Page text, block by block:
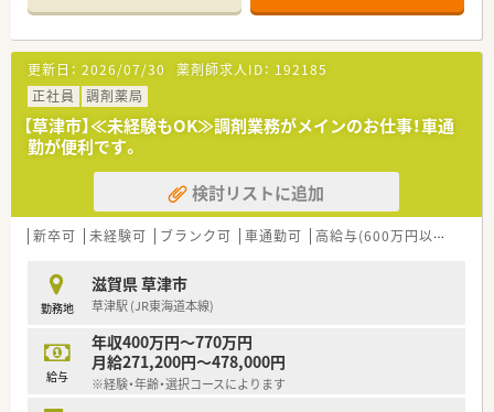
【店舗情報と応需状況について】
■JR東海道本線の草津駅から車で10分ほどの距離に位置してお
り、近隣の医療機関から小児科をメインに応需しています。
■処方箋枚数は1日平均65枚ほどで、落ち着いた環境で業務に集
中できます。
■在宅業務については現在居宅4件に対応しており、地域に根差
した医療を提供しながら患者様一人ひとりと深く関わることが
できます。
【募集背景と求める人物像について】
■将来的に管理薬剤師として店舗運営を担っていただける方を
急募しており、意欲ある方の挑戦を会社を挙げてサポートいたし
■チーム医療や地域貢献に強い興味をお持ちで、周囲のスタッフ
と円滑に連携を図りながら自発的に行動できる方を高く評価し
ます。
■小児科の処方箋が多いため、お子様への対応に慣れている方や
丁寧な服薬指導を通じて地域医療に貢献したい方を歓迎いたし
ます。
更新日： 2026/07/30 薬剤師求人ID： 192185
正社員
調剤薬局
【草津市】≪未経験もOK≫調剤業務がメインのお仕事！車通
勤が便利です。
検討リストに追加
新卒可 未経験可 ブランク可 車通勤可 高給与(600万円以上)
勤務地
滋賀県 草津市
草津駅 (JR東海道本線)
給与
年収400万円～770万円
月給271,200円～478,000円
※経験・年齢・選択コースによります